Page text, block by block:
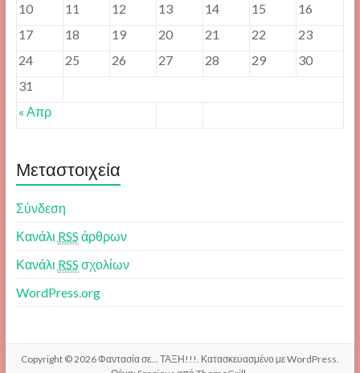
« Απρ
10
11 12 13 14 15
16
17
18 19 20 21 22
23
24
25 26 27 28 29
30
31
Μεταστοιχεία
Σύνδεση
Κανάλι RSS άρθρων
Κανάλι RSS σχολίων
WordPress.org
Copyright © 2026Φαντασία σε… ΤΑΞΗ!!!. Κατασκευασμένο μεWordPress.